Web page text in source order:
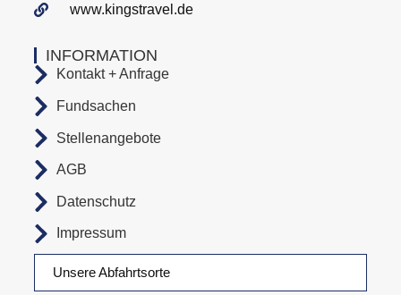
Unsere Abfahrtsorte
INFORMATION
Kontakt + Anfrage
Fundsachen
Stellenangebote
AGB
Datenschutz
Impressum
www.kingstravel.de